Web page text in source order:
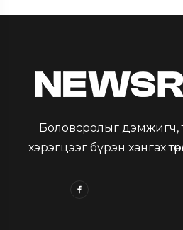
Боловсролыг дэмжигч,
хэрэгцээг бүрэн хангах